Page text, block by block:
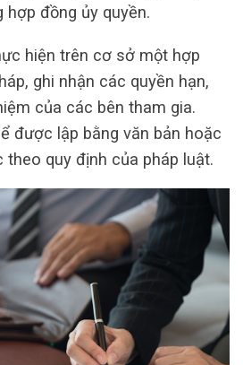
đồng ủy quyền.
hiện trên cơ sở một hợp
ghi nhận các quyền hạn,
của các bên tham gia.
được lập bằng văn bản hoặc
theo quy định của pháp luật.